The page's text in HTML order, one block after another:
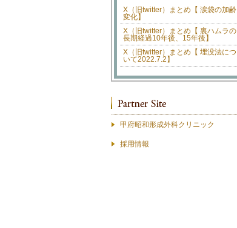
X（旧twitter）まとめ【 涙袋の加齢
変化】
X（旧twitter）まとめ【 裏ハムラの
長期経過10年後、15年後】
X（旧twitter）まとめ【 埋没法につ
いて2022.7.2】
甲府昭和形成外科クリニック
採用情報